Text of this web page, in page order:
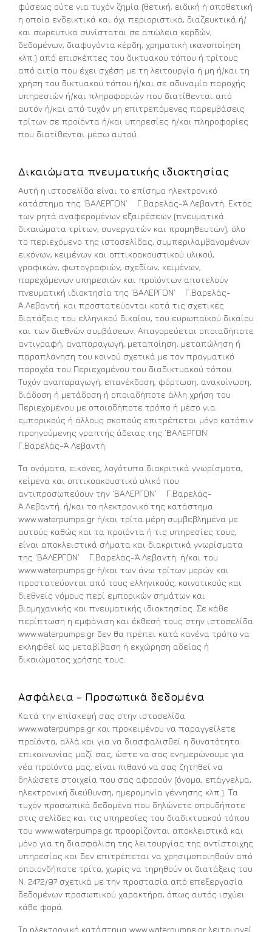
φύσεως ούτε για τυχόν ζημία (θετική, ειδική ή αποθετική
η οποία ενδεικτικά και όχι περιοριστικά, διαζευκτικά ή/
και σωρευτικά συνίσταται σε απώλεια κερδών,
δεδομένων, διαφυγόντα κέρδη, χρηματική ικανοποίηση
κλπ.) από επισκέπτες του δικτυακού τόπου ή τρίτους
από αιτία που έχει σχέση με τη λειτουργία ή μη ή/και τη
χρήση του δικτυακού τόπου ή/και σε αδυναμία παροχής
υπηρεσιών ή/και πληροφοριών που διατίθενται από
αυτόν ή/και από τυχόν μη επιτρεπόμενες παρεμβάσεις
τρίτων σε προϊόντα ή/και υπηρεσίες ή/και πληροφορίες
που διατίθενται μέσω αυτού.
Δικαιώματα πνευματικής ιδιοκτησίας
Αυτή η ιστοσελίδα είναι το επίσημο ηλεκτρονικό
κατάστημα της ‘ΒΑΛΕΡΓΟΝ’ Γ.Βαρελάς-Ά.Λεβαντή. Εκτός
των ρητά αναφερομένων εξαιρέσεων (πνευματικά
δικαιώματα τρίτων, συνεργατών και προμηθευτών), όλο
το περιεχόμενο της ιστοσελίδας, συμπεριλαμβανομένων
εικόνων, κειμένων και οπτικοακουστικού υλικού,
γραφικών, φωτογραφιών, σχεδίων, κειμένων,
παρεχόμενων υπηρεσιών και προϊόντων αποτελούν
πνευματική ιδιοκτησία της ‘ΒΑΛΕΡΓΟΝ’ Γ.Βαρελάς-
Ά.Λεβαντή. και προστατεύονται κατά τις σχετικές
διατάξεις του ελληνικού δικαίου, του ευρωπαϊκού δικαίου
και των διεθνών συμβάσεων. Απαγορεύεται οποιαδήποτε
αντιγραφή, αναπαραγωγή, μεταποίηση, μεταπώληση ή
παραπλάνηση του κοινού σχετικά με τον πραγματικό
παροχέα του Περιεχομένου του διαδικτυακού τόπου.
Τυχόν αναπαραγωγή, επανέκδοση, φόρτωση, ανακοίνωση,
διάδοση ή μετάδοση ή οποιαδήποτε άλλη χρήση του
Περιεχομένου με οποιοδήποτε τρόπο ή μέσο για
εμπορικούς ή άλλους σκοπούς επιτρέπεται μόνο κατόπιν
προηγούμενης γραπτής άδειας της ‘ΒΑΛΕΡΓΟΝ’
Γ.Βαρελάς-Ά.Λεβαντή.
Τα ονόματα, εικόνες, λογότυπα διακριτικά γνωρίσματα,
κείμενα και οπτικοακουστικό υλικό που
αντιπροσωπεύουν την ‘ΒΑΛΕΡΓΟΝ’ Γ.Βαρελάς-
Ά.Λεβαντή. ή/και το ηλεκτρονικό της κατάστημα
www.waterpumps.gr ή/και τρίτα μέρη συμβεβλημένα με
αυτούς καθώς και τα προϊόντα ή τις υπηρεσίες τους,
είναι αποκλειστικά σήματα και διακριτικά γνωρίσματα
της ‘ΒΑΛΕΡΓΟΝ’ Γ.Βαρελάς-Ά.Λεβαντή. ή/και του
www.waterpumps.gr ή/και των άνω τρίτων μερών και
προστατεύονται από τους ελληνικούς, κοινοτικούς και
διεθνείς νόμους περί εμπορικών σημάτων και
βιομηχανικής και πνευματικής ιδιοκτησίας. Σε κάθε
περίπτωση η εμφάνιση και έκθεσή τους στην ιστοσελίδα
www.waterpumps.gr δεν θα πρέπει κατά κανένα τρόπο να
εκληφθεί ως μεταβίβαση ή εκχώρηση αδείας ή
δικαιώματος χρήσης τους.
Ασφάλεια – Προσωπικά δεδομένα
Κατά την επίσκεψή σας στην ιστοσελίδα
www.waterpumps.gr και προκειμένου να παραγγείλετε
προϊόντα, αλλά και για να διασφαλισθεί η δυνατότητα
επικοινωνίας μαζί σας, ώστε να σας ενημερώνουμε για
νέα προϊόντα μας, είναι πιθανό να σας ζητηθεί να
δηλώσετε στοιχεία που σας αφορούν (όνομα, επάγγελμα,
ηλεκτρονική διεύθυνση, ημερομηνία γέννησης κλπ.). Τα
τυχόν προσωπικά δεδομένα που δηλώνετε οπουδήποτε
στις σελίδες και τις υπηρεσίες του διαδικτυακού τόπου
του www.waterpumps.gr, προορίζονται αποκλειστικά και
μόνο για τη διασφάλιση της λειτουργίας της αντίστοιχης
υπηρεσίας και δεν επιτρέπεται να χρησιμοποιηθούν από
οποιονδήποτε τρίτο, χωρίς να τηρηθούν οι διατάξεις του
Ν. 2472/97 σχετικά με την προστασία από επεξεργασία
δεδομένων προσωπικού χαρακτήρα, όπως αυτός ισχύει
κάθε φορά.
Το ηλεκτρονικό κατάστημα www.waterpumps.gr λειτουργεί